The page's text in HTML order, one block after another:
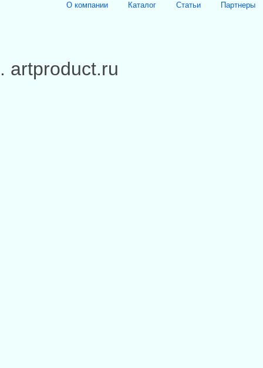
О компании Каталог Статьи Партнеры
. artproduct.ru